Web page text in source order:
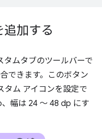
追加する
タムタブのツールバーで
できます。このボタン
タム アイコンを設定で
幅は 24 ～ 48 dp にす